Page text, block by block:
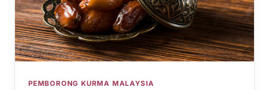
PEMBORONG KURMA MALAYSIA